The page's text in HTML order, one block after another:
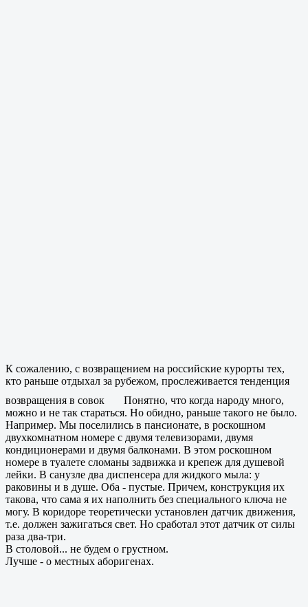
К сожалению, с возвращением на российские курорты тех,
кто раньше отдыхал за рубежом, прослеживается тенденция
возвращения в совок
Понятно, что когда народу много,
можно и не так стараться. Но обидно, раньше такого не было.
Например. Мы поселились в пансионате, в роскошном
двухкомнатном номере с двумя телевизорами, двумя
кондиционерами и двумя балконами. В этом роскошном
номере в туалете сломаны задвижка и крепеж для душевой
лейки. В санузле два диспенсера для жидкого мыла: у
раковины и в душе. Оба - пустые. Причем, конструкция их
такова, что сама я их наполнить без специального ключа не
могу. В коридоре теоретически установлен датчик движения,
т.е. должен зажигаться свет. Но сработал этот датчик от силы
раза два-три.
В столовой... не будем о грустном.
Лучше - о местных аборигенах.